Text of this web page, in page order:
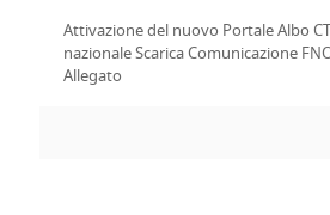
Attivazione del nuovo Portale Albo
nazionale Scarica Comunicazione
Allegato